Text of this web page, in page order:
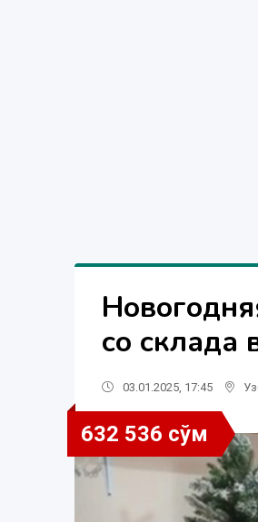
со склада
03.01.2025, 17:45
632 536 сўм